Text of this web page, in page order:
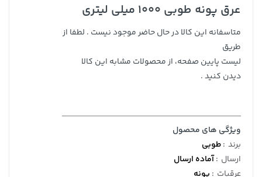
عرق پونه طوبی 1000 میلی لیتری
متاسفانه این کالا در حال حاضر موجود نیست . لطفا از
طریق
لیست پایین صفحه، از محصولات مشابه این کالا
دیدن کنید .
ویژگی های محصول
برند :طوبی
ارسال :آماده ارسال
عرقیات : پونه